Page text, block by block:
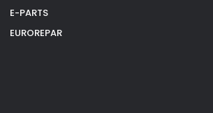
E-PARTS
EUROREPAR